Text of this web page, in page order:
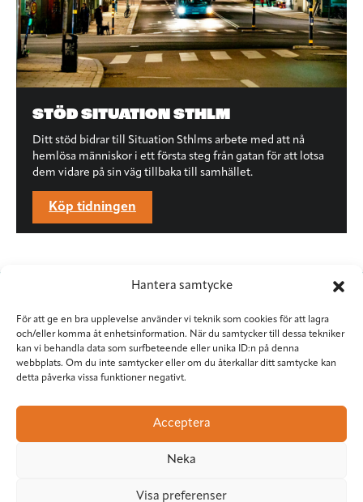
Hantera samtycke
För att ge en bra upplevelse använder vi teknik som cookies för att lagra
och/eller komma åt enhetsinformation. När du samtycker till dessa tekniker
kan vi behandla data som surfbeteende eller unika ID:n på denna
webbplats. Om du inte samtycker eller om du återkallar ditt samtycke kan
detta påverka vissa funktioner negativt.
Acceptera
Neka
Visa preferenser
STÖD SITUATION STHLM
Ditt stöd bidrar till Situation Sthlms arbete med att nå
hemlösa människor i ett första steg från gatan för att lotsa
dem vidare på sin väg tillbaka till samhället.
Köp tidningen
Situation Sthlm
Torkel Knutssongatan 37
118 49 Stockholm
red@situationsthlm.se
Följ Situation Sthlm